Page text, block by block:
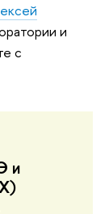
и
с
и